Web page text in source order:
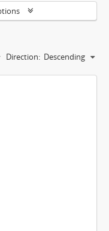
Direction: Descending